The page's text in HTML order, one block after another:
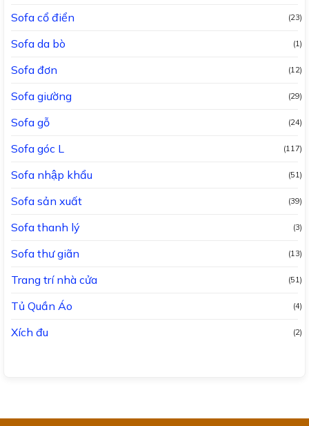
Sofa cổ điển (23)
Sofa da bò (1)
Sofa đơn (12)
Sofa giường (29)
Sofa gỗ (24)
Sofa góc L (117)
Sofa nhập khẩu (51)
Sofa sản xuất (39)
Sofa thanh lý (3)
Sofa thư giãn (13)
Trang trí nhà cửa (51)
Tủ Quần Áo (4)
Xích đu (2)